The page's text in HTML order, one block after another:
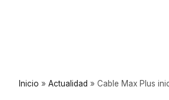
Inicio » Actualidad » Cable Max Plus